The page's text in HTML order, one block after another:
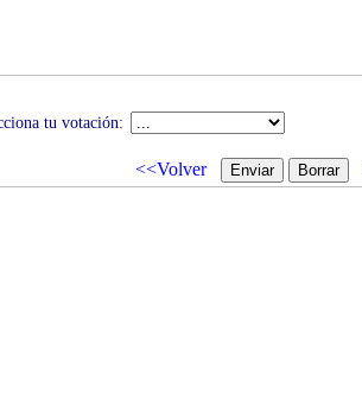
tu votación:
<<Volver